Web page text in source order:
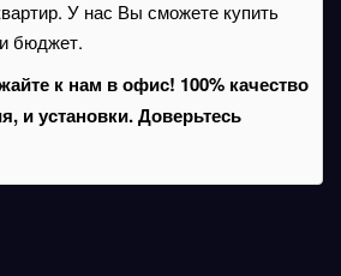
У нас Вы сможете купить
бюджет.
к нам в офис! 100% качество
и установки. Доверьтесь